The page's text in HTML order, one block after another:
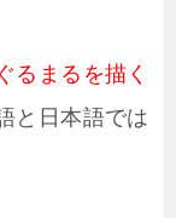
るまるを描く
と日本語では